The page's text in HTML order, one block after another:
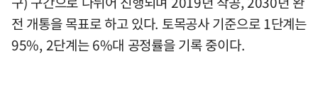
전 개통을 목표로 하고 있다. 토목공사 기준으로 1단계는
95%, 2단계는 6%대 공정률을 기록 중이다.